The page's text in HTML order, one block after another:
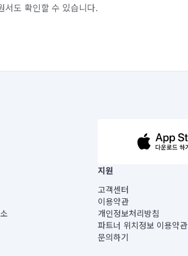
서도 확인할 수 있습니다.
|
지원
고객센터
이용약관
개인정보처리방침
파트너 위치정보 이용약관
문의하기